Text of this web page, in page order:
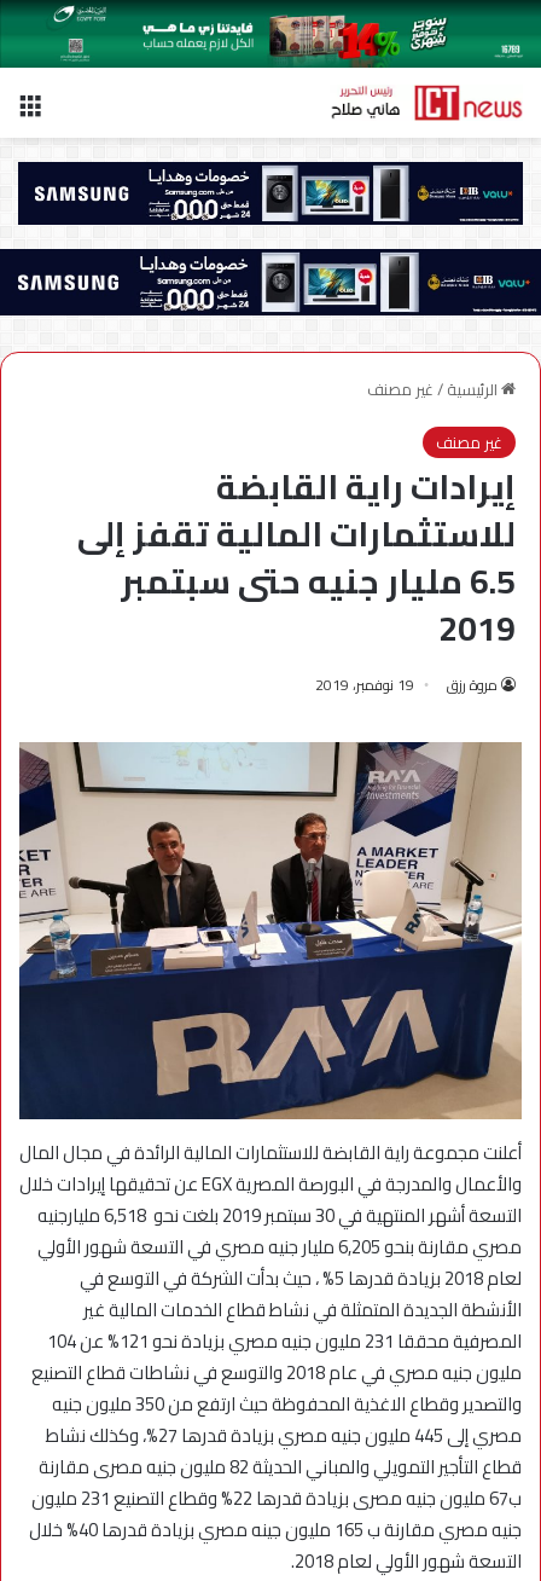
الرئيسية/غير مصنف
غير مصنف
إيرادات راية القابضة
للاستثمارات المالية تقفز إلى
6.5 مليار جنيه حتى سبتمبر
2019
مروة رزق 19 نوفمبر، 2019
أعلنت مجموعة راية القابضة للاستثمارات المالية الرائدة في مجال المال
والأعمال والمدرجة في البورصة المصرية EGX عن تحقيقها إيرادات خلال
التسعة أشهر المنتهية في 30 سبتمبر 2019 بلغت نحو 6,518 مليارجنيه
مصري مقارنة بنحو 6,205 مليار جنيه مصري في التسعة شهور الأولي
لعام 2018 بزيادة قدرها 5% ، حيث بدأت الشركة في التوسع في
الأنشطة الجديدة المتمثلة في نشاط قطاع الخدمات المالية غير
المصرفية محققا 231 مليون جنيه مصري بزيادة نحو 121% عن 104
مليون جنيه مصري في عام 2018 والتوسع في نشاطات قطاع التصنيع
والتصدير وقطاع الاغذية المحفوظة حيث ارتفع من 350 مليون جنيه
مصري إلى 445 مليون جنيه مصري بزيادة قدرها 27%، وكذلك نشاط
قطاع التأجير التمويلي والمباني الحديثة 82 مليون جنيه مصرى مقارنة
ب67 مليون جنيه مصرى بزيادة قدرها 22% وقطاع التصنيع 231 مليون
جنيه مصري مقارنة ب 165 مليون جينه مصري بزيادة قدرها 40% خلال
التسعة شهور الأولي لعام 2018.